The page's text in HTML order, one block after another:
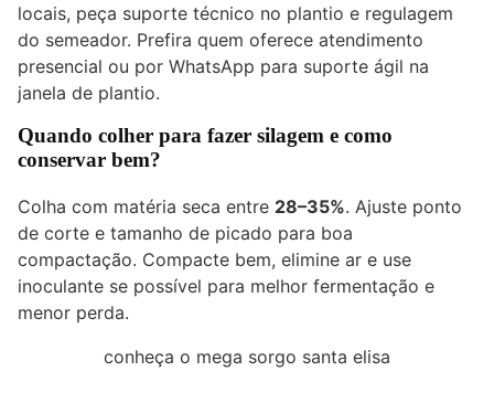
locais, peça suporte técnico no plantio e regulagem
do semeador. Prefira quem oferece atendimento
presencial ou por WhatsApp para suporte ágil na
janela de plantio.
Quando colher para fazer silagem e como
conservar bem?
Colha com matéria seca entre 28–35%. Ajuste ponto
de corte e tamanho de picado para boa
compactação. Compacte bem, elimine ar e use
inoculante se possível para melhor fermentação e
menor perda.
conheça o mega sorgo santa elisa